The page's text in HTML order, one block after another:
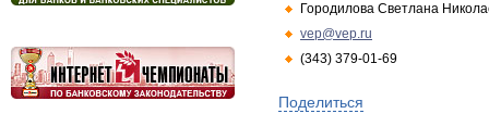
Городилова Светлана
vep@vep.ru
(343) 379-01-69
Поделиться